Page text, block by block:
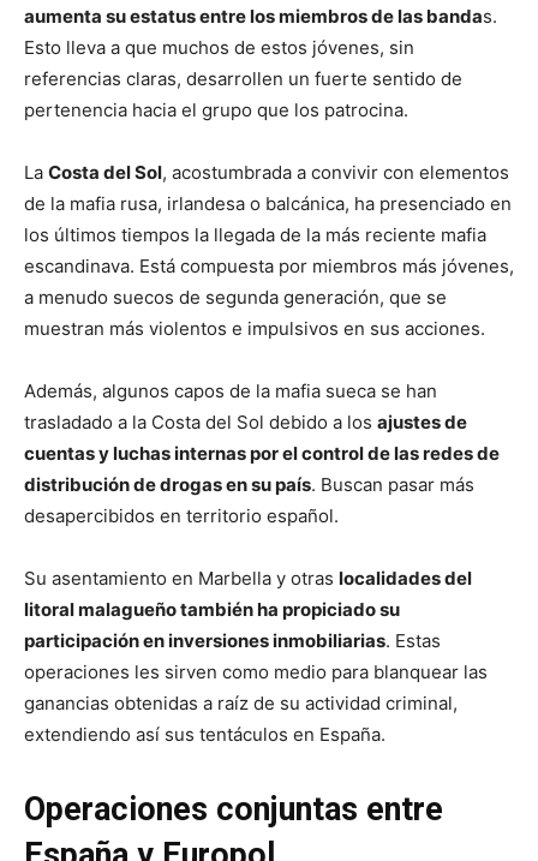
aumenta su estatus entre los miembros de las bandas.
Esto lleva a que muchos de estos jóvenes, sin
referencias claras, desarrollen un fuerte sentido de
pertenencia hacia el grupo que los patrocina.
La Costa del Sol, acostumbrada a convivir con elementos
de la mafia rusa, irlandesa o balcánica, ha presenciado en
los últimos tiempos la llegada de la más reciente mafia
escandinava. Está compuesta por miembros más jóvenes,
a menudo suecos de segunda generación, que se
muestran más violentos e impulsivos en sus acciones.
Además, algunos capos de la mafia sueca se han
trasladado a la Costa del Sol debido a los ajustes de
cuentas y luchas internas por el control de las redes de
distribución de drogas en su país. Buscan pasar más
desapercibidos en territorio español.
Su asentamiento en Marbella y otras localidades del
litoral malagueño también ha propiciado su
participación en inversiones inmobiliarias. Estas
operaciones les sirven como medio para blanquear las
ganancias obtenidas a raíz de su actividad criminal,
extendiendo así sus tentáculos en España.
Operaciones conjuntas entre